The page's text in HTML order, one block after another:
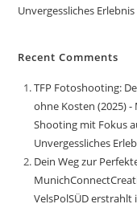
Unvergessliches Erlebnis
Recent Comments
TFP Fotoshooting:
ohne Kosten (2025)
Shooting mit Fokus
Unvergessliches
Dein Weg zur
VelsPolSÜD